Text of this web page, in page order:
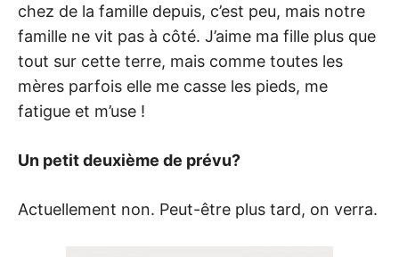
chez de la famille depuis, c’est peu, mais notre
famille ne vit pas à côté. J’aime ma fille plus que
tout sur cette terre, mais comme toutes les
mères parfois elle me casse les pieds, me
fatigue et m’use !
Un petit deuxième de prévu?
Actuellement non. Peut-être plus tard, on verra.